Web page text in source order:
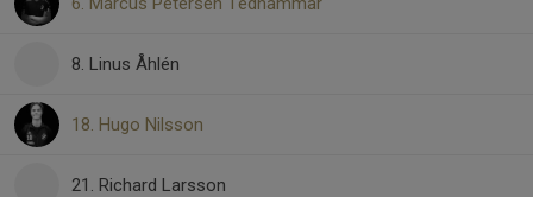
8. Linus Åhlén
18. Hugo Nilsson
21. Richard Larsson